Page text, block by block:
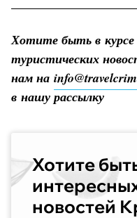
Хотите быть в
туристических
нам на
в нашу рассылку
Хотите
новостей